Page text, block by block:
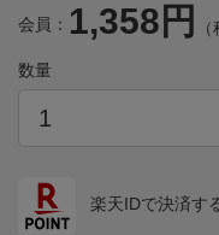
会員： 1,358円
数量
楽天IDで決済す